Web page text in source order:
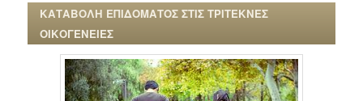
ΚΑΤΑΒΟΛΗ ΕΠΙΔΟΜΑΤΟΣ ΣΤΙΣ ΤΡΙΤΕΚΝΕΣ
ΟΙΚΟΓΕΝΕΙΕΣ